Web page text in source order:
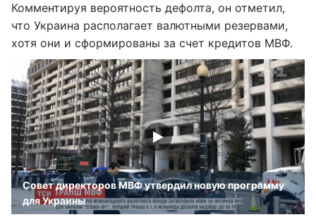
Комментируя вероятность дефолта, он отметил,
что Украина располагает валютными резервами,
хотя они и сформированы за счет кредитов МВФ.
Совет директоров МВФ утвердил новую программу
для Украины